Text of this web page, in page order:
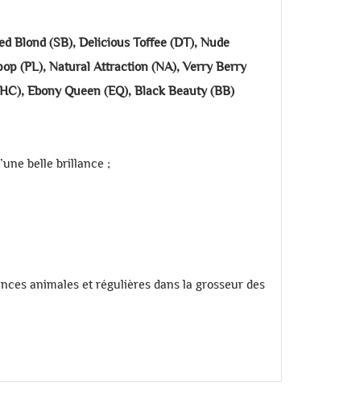
Blond (SB), Delicious Toffee (DT), Nude
(PL), Natural Attraction (NA), Verry Berry
Ebony Queen (EQ), Black Beauty (BB)
belle brillance ;
animales et régulières dans la grosseur des